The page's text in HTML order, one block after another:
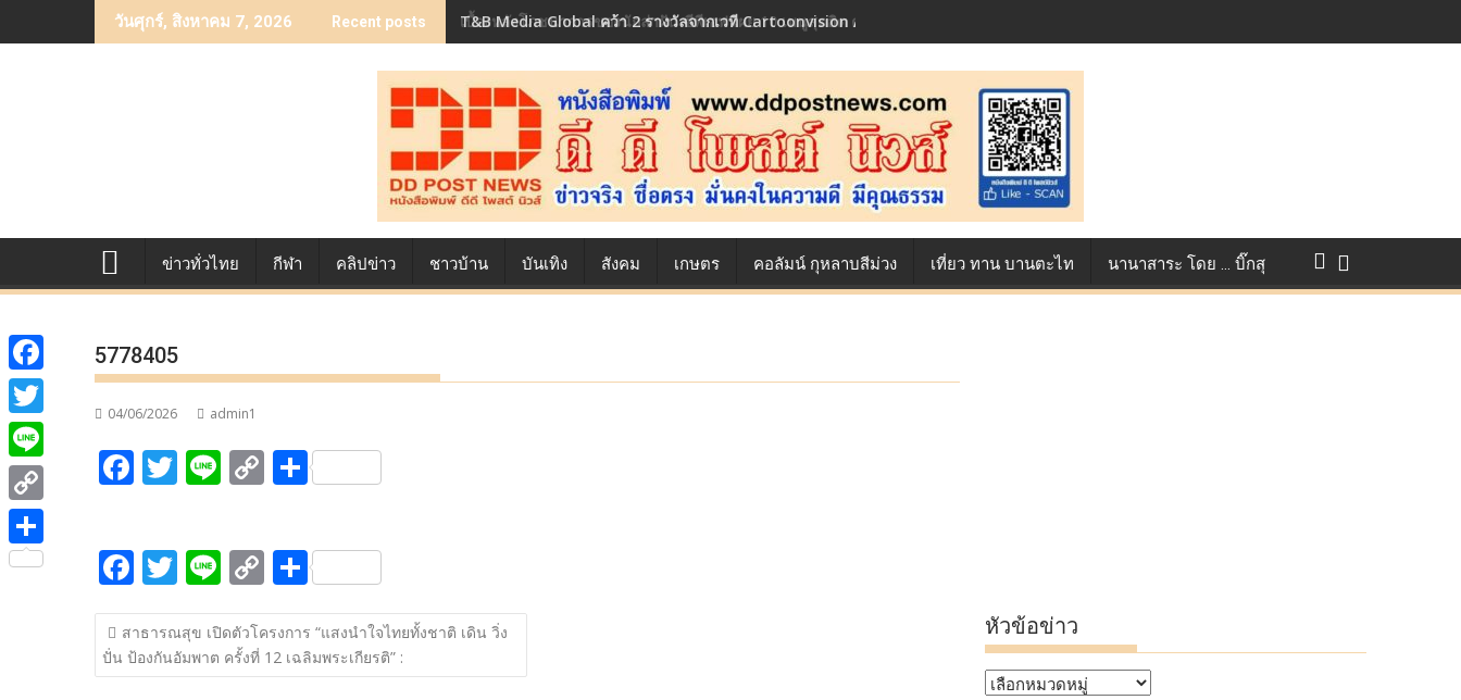
to
วันศุกร์, สิงหาคม 7, 2026 Recent posts เบื้องหลังโภชนาการของนักล่าฝัน ซีพีเอฟ เผย 10 เมนูสุดฮิต ตลอดเส้นทางการแข่งขัน True AF 2026 :
ข่าวทั่วไทย กีฬา คลิปข่าว ชาวบ้าน บันเทิง สังคม เกษตร คอลัมน์ กุหลาบสีม่วง เที่ยว ทาน บานตะไท นานาสาระ โดย … บิ๊กสุ
5778405
04/06/2026 admin1
F
ac
b
o
o
k
T
w
er
Li
n
C
o
y
Li
n
k
S
h
e
F
ac
e
b
T
w
itt
er
Li
n
e
C
o
p
y
S
h
ar
e
แนะแนว
เรื่อง
สาธารณสุข เปิดตัวโครงการ “แสงนำใจไทยทั้งชาติ เดิน วิ่ง
ปั่น ป้องกันอัมพาต ครั้งที่ 12 เฉลิมพระเกียรติ” :
หัวข้อข่าว
หัวข้อ
F
a
c
e
b
o
T
w
i
t
t
L
i
n
C
o
S